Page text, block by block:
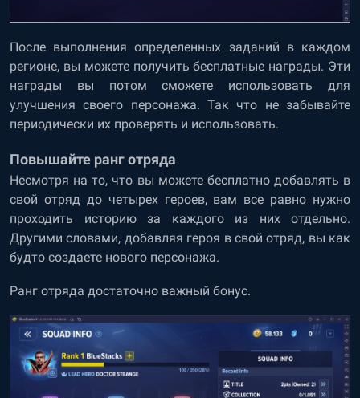
После выполнения определенных заданий в каждом
регионе, вы можете получить бесплатные награды. Эти
награды вы потом сможете использовать для
улучшения своего персонажа. Так что не забывайте
периодически их проверять и использовать.
Повышайте ранг отряда
Несмотря на то, что вы можете бесплатно добавлять в
свой отряд до четырех героев, вам все равно нужно
проходить историю за каждого из них отдельно.
Другими словами, добавляя героя в свой отряд, вы как
будто создаете нового персонажа.
Ранг отряда достаточно важный бонус.